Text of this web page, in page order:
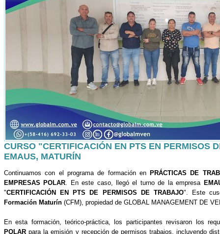
CURSO "CERTIFICACIÓN EN PTS EN PERMISOS
EMAUS, MATURÍN
Continuamos con el programa de formación enPRÁCTICAS DE
EMPRESAS POLAR . En este caso, llegó el turno de la empresa
"CERTIFICACIÓN EN PTS DE PERMISOS DE TRABAJO". Este
Formación Maturín (CFM), propiedad de GLOBAL MANAGEMENT DE
En esta formación, teórico-práctica, los participantes revisaron los
POLAR para la emisión y recepción de permisos trabajos, incluyendo